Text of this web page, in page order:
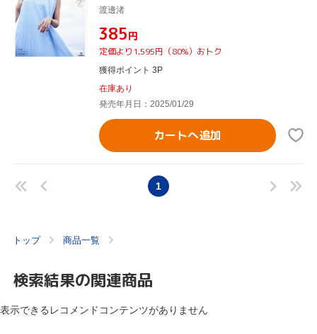
渡邊渚
¥385円
定価より1,595円（80%）おトク
獲得ポイント 3P
在庫あり
発売年月日：2025/01/29
カートへ追加
1
トップ 商品一覧
検索結果の関連商品
表示できるレコメンドコンテンツがありません